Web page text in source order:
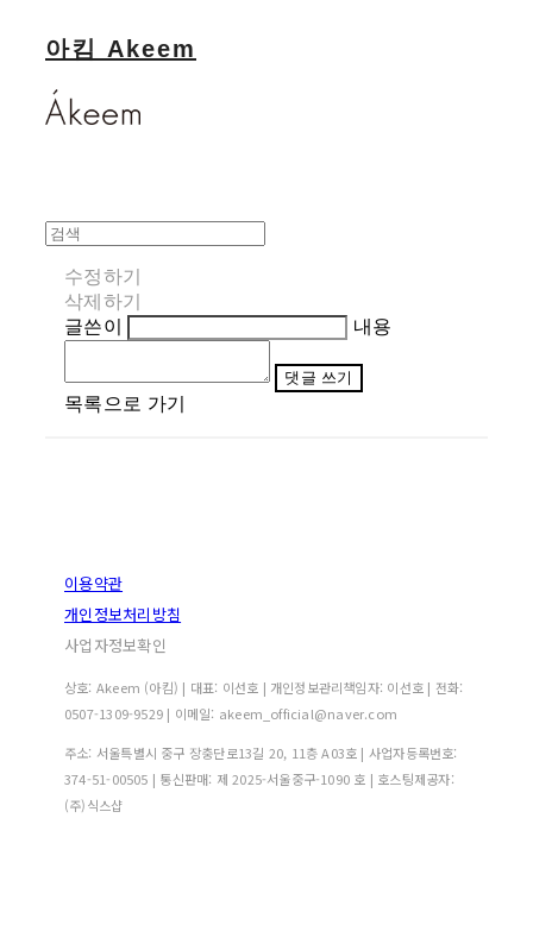
아킴 Akeem
수정하기
삭제하기
글쓴이
내용
댓글 쓰기
목록으로 가기
이용약관
개인정보처리방침
사업자정보확인
상호: Akeem (아킴) | 대표: 이선호 | 개인정보관리책임자: 이선호 | 전화:
0507-1309-9529 | 이메일: akeem_official@naver.com
주소: 서울특별시 중구 장충단로13길 20, 11층 A03호 | 사업자등록번호:
374-51-00505 | 통신판매: 제 2025-서울중구-1090 호 | 호스팅제공자:
(주)식스샵